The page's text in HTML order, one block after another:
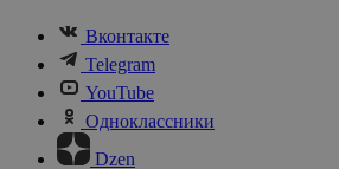
Вконтакте
Telegram
YouTube
Одноклассники
Dzen